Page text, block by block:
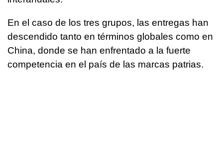
En el caso de los tres grupos, las entregas han
descendido tanto en términos globales como en
China, donde se han enfrentado a la fuerte
competencia en el país de las marcas patrias.